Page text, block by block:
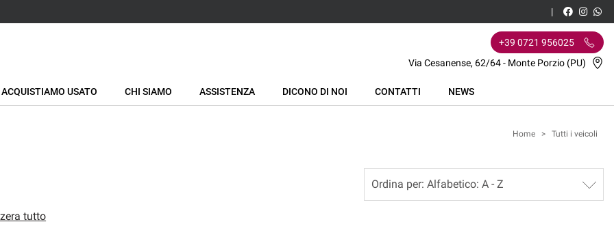
+39 0721 956025
Via Cesanense, 62/64 - Monte Porzio (PU)
ACQUISTIAMO USATO CHI SIAMO ASSISTENZA DICONO DI NOI CONTATTI NEWS
Home > Tutti i veicoli
tutto